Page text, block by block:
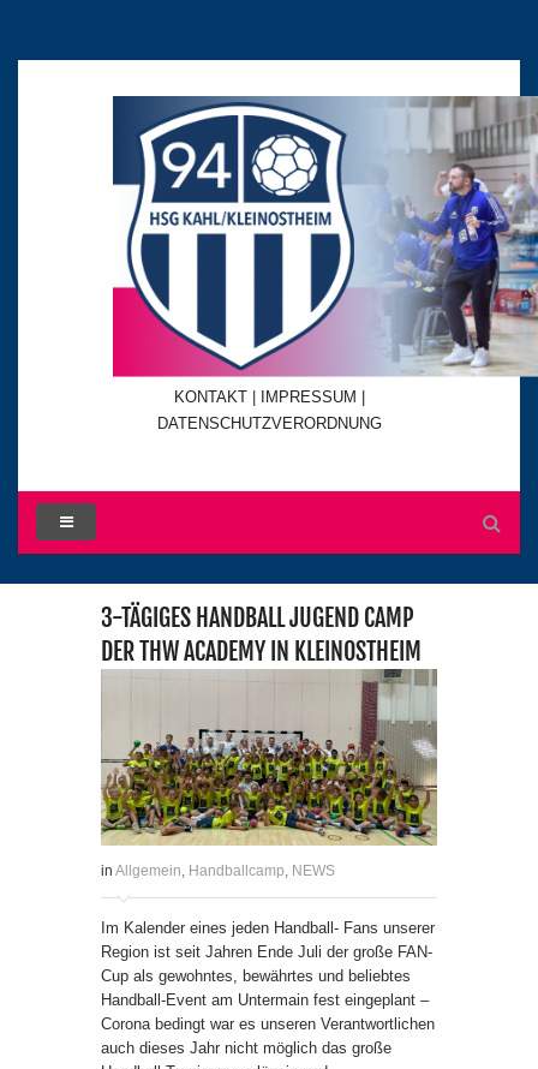
KONTAKT | IMPRESSUM |
DATENSCHUTZVERORDNUNG
3-TÄGIGES HANDBALL JUGEND CAMP
DER THW ACADEMY IN KLEINOSTHEIM
in Allgemein Handballcamp NEWS
Im Kalender eines jeden Handball- Fans unserer
Region ist seit Jahren Ende Juli der große FAN-
Cup als gewohntes, bewährtes und beliebtes
Handball-Event am Untermain fest eingeplant –
Corona bedingt war es unseren Verantwortlichen
auch dieses Jahr nicht möglich das große